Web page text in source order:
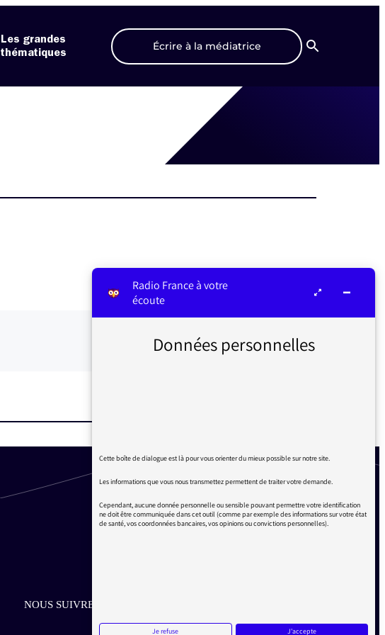
Les grandes
thématiques
Écrire à la médiatrice
Recherche
NOUS SUIVRE SUR LES RÉSEAUX
Radio France à votre
écoute
Données personnelles
Cette boîte de dialogue est là pour vous orienter du mieux possible sur notre site.
Les informations que vous nous transmettez permettent de traiter votre demande.
Cependant, aucune donnée personnelle ou sensible pouvant permettre votre identification
ne doit être communiquée dans cet outil (comme par exemple des informations sur votre état
de santé, vos coordonnées bancaires, vos opinions ou convictions personnelles).
Je refuse J'accepte